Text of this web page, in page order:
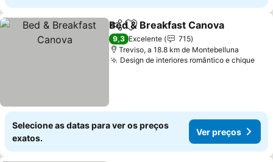
PartilharAdicionar aos favoritos
Bed & Breakfast Canova
9,3 Excelente
715
Treviso, a 18.8 km de Montebelluna
Design de interiores romântico e chiqueVer
Selecione as datas para ver os preços
exatos.
Ver preços